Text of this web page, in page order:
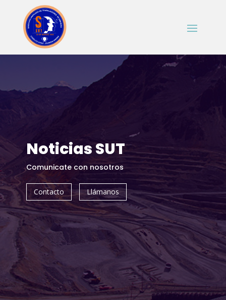
Noticias SUT
Comunicate con nosotros
Contacto Llámanos